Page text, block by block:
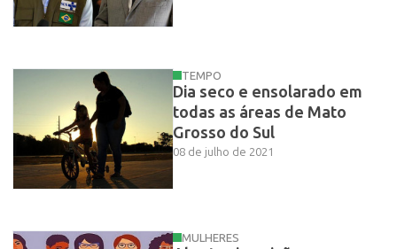
TEMPO
Dia seco e ensolarado em
todas as áreas de Mato
Grosso do Sul
08 de julho de 2021
MULHERES